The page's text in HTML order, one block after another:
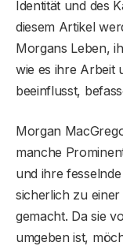
Identität und des
diesem Artikel
Morgans Leben,
wie es ihre Arbeit
beeinflusst,
Morgan
manche
und ihre
sicherlich zu
gemacht. Da sie
umgeben ist,